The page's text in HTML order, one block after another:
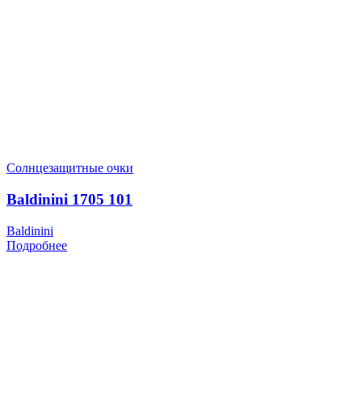
Солнцезащитные очки
Baldinini 1705 101
Baldinini
Подробнее